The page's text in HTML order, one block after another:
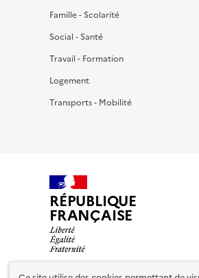
Famille - Scolarité
Social - Santé
Travail - Formation
Logement
Transports - Mobilité
RÉPUBLIQUE
FRANÇAISE